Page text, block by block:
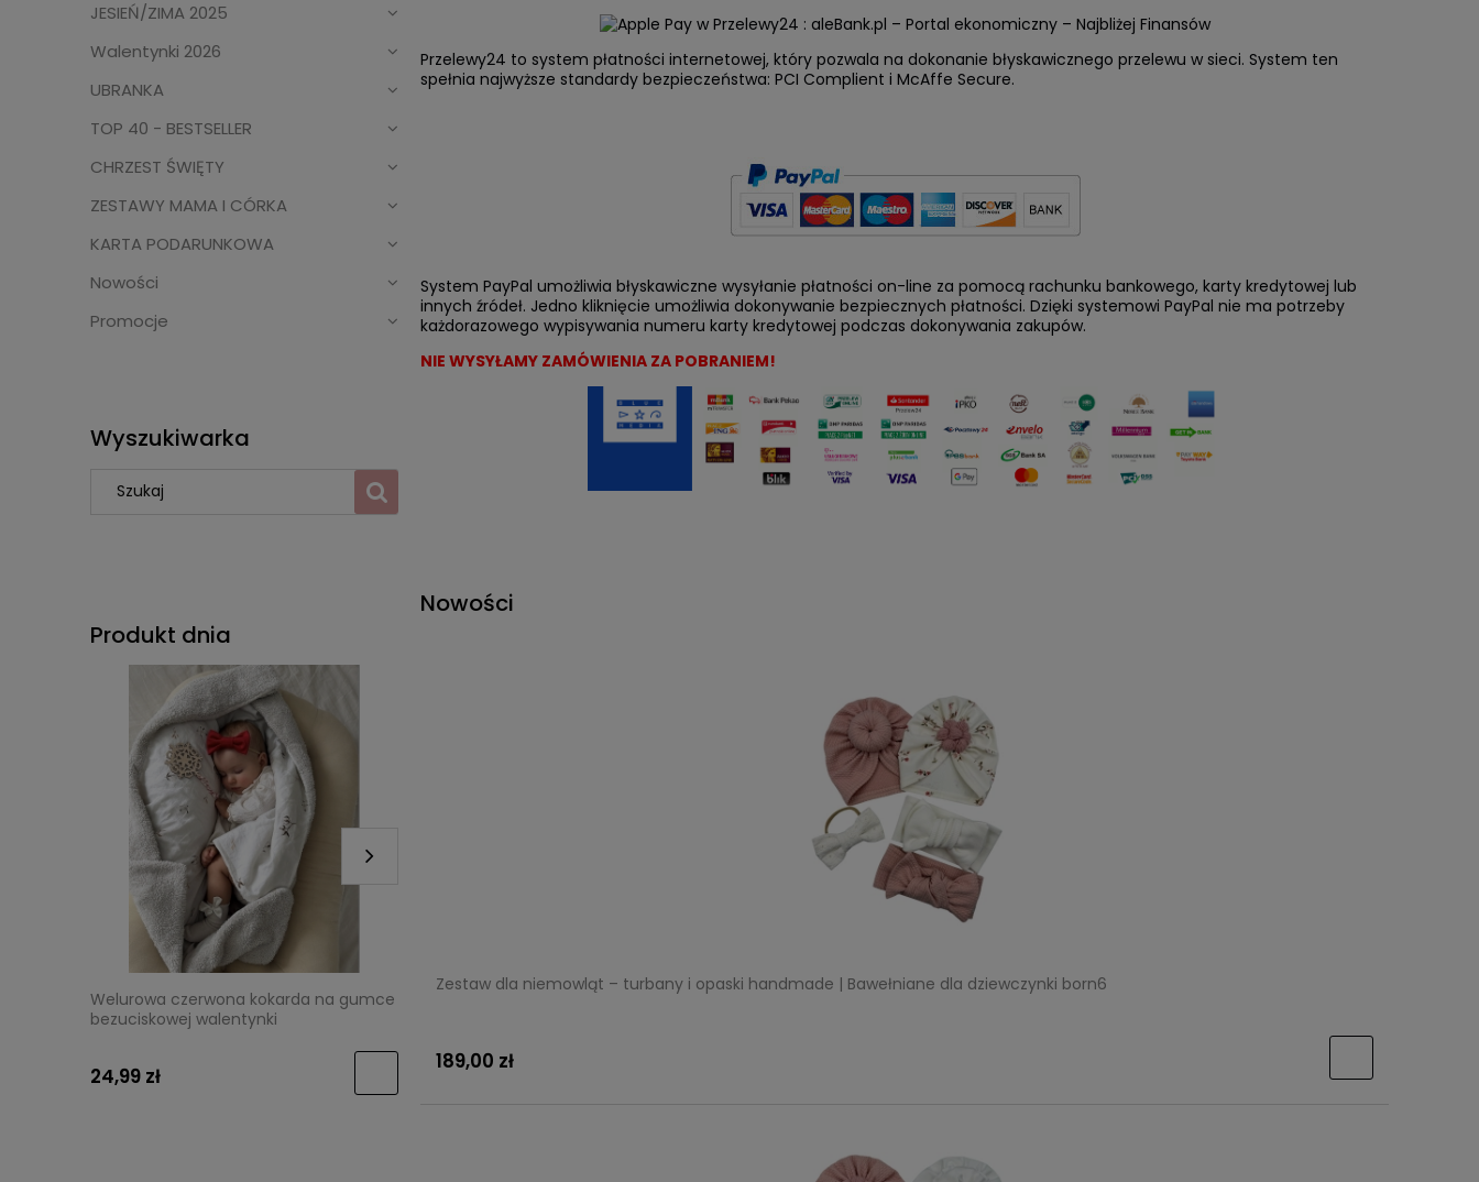
JESIEŃ/ZIMA 2025
Walentynki 2026
UBRANKA
TOP 40 - BESTSELLER
CHRZEST ŚWIĘTY
ZESTAWY MAMA I CÓRKA
KARTA PODARUNKOWA
Nowości
Promocje
Wyszukiwarka
Produkt dnia
Welurowa czerwona kokarda na gumce
bezuciskowej walentynki
24,99 zł
Świąteczny zestaw dwóch opasek dla
29,99 zł
Przelewy24 to system płatności internetowej, który pozwala na dokonanie błyskawicznego przelewu w sieci. System ten
spełnia najwyższe standardy bezpieczeństwa: PCI Complient i McAffe Secure.
System PayPal umożliwia błyskawiczne wysyłanie płatności on-line za pomocą rachunku bankowego, karty kredytowej lub
innych źródeł. Jedno kliknięcie umożliwia dokonywanie bezpiecznych płatności. Dzięki systemowi PayPal nie ma potrzeby
każdorazowego wypisywania numeru karty kredytowej podczas dokonywania zakupów.
NIE WYSYŁAMY ZAMÓWIENIA ZA POBRANIEM!
Nowości
Zestaw dla niemowląt – turbany i opaski handmade | Bawełniane dla dziewczynki born6
189,00 zł